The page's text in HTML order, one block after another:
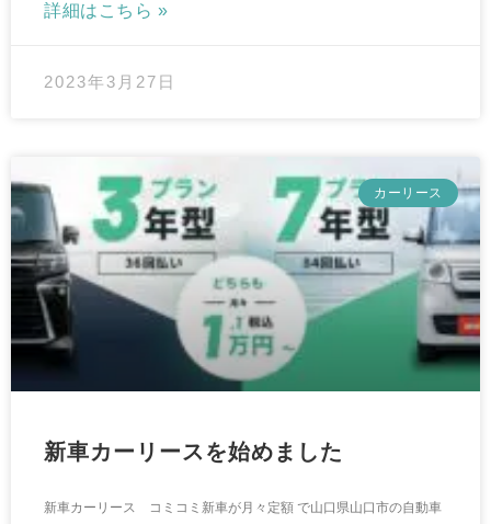
詳細はこちら »
2023年3月27日
カーリース
新車カーリースを始めました
新車カーリース コミコミ新車が月々定額 で山口県山口市の自動車